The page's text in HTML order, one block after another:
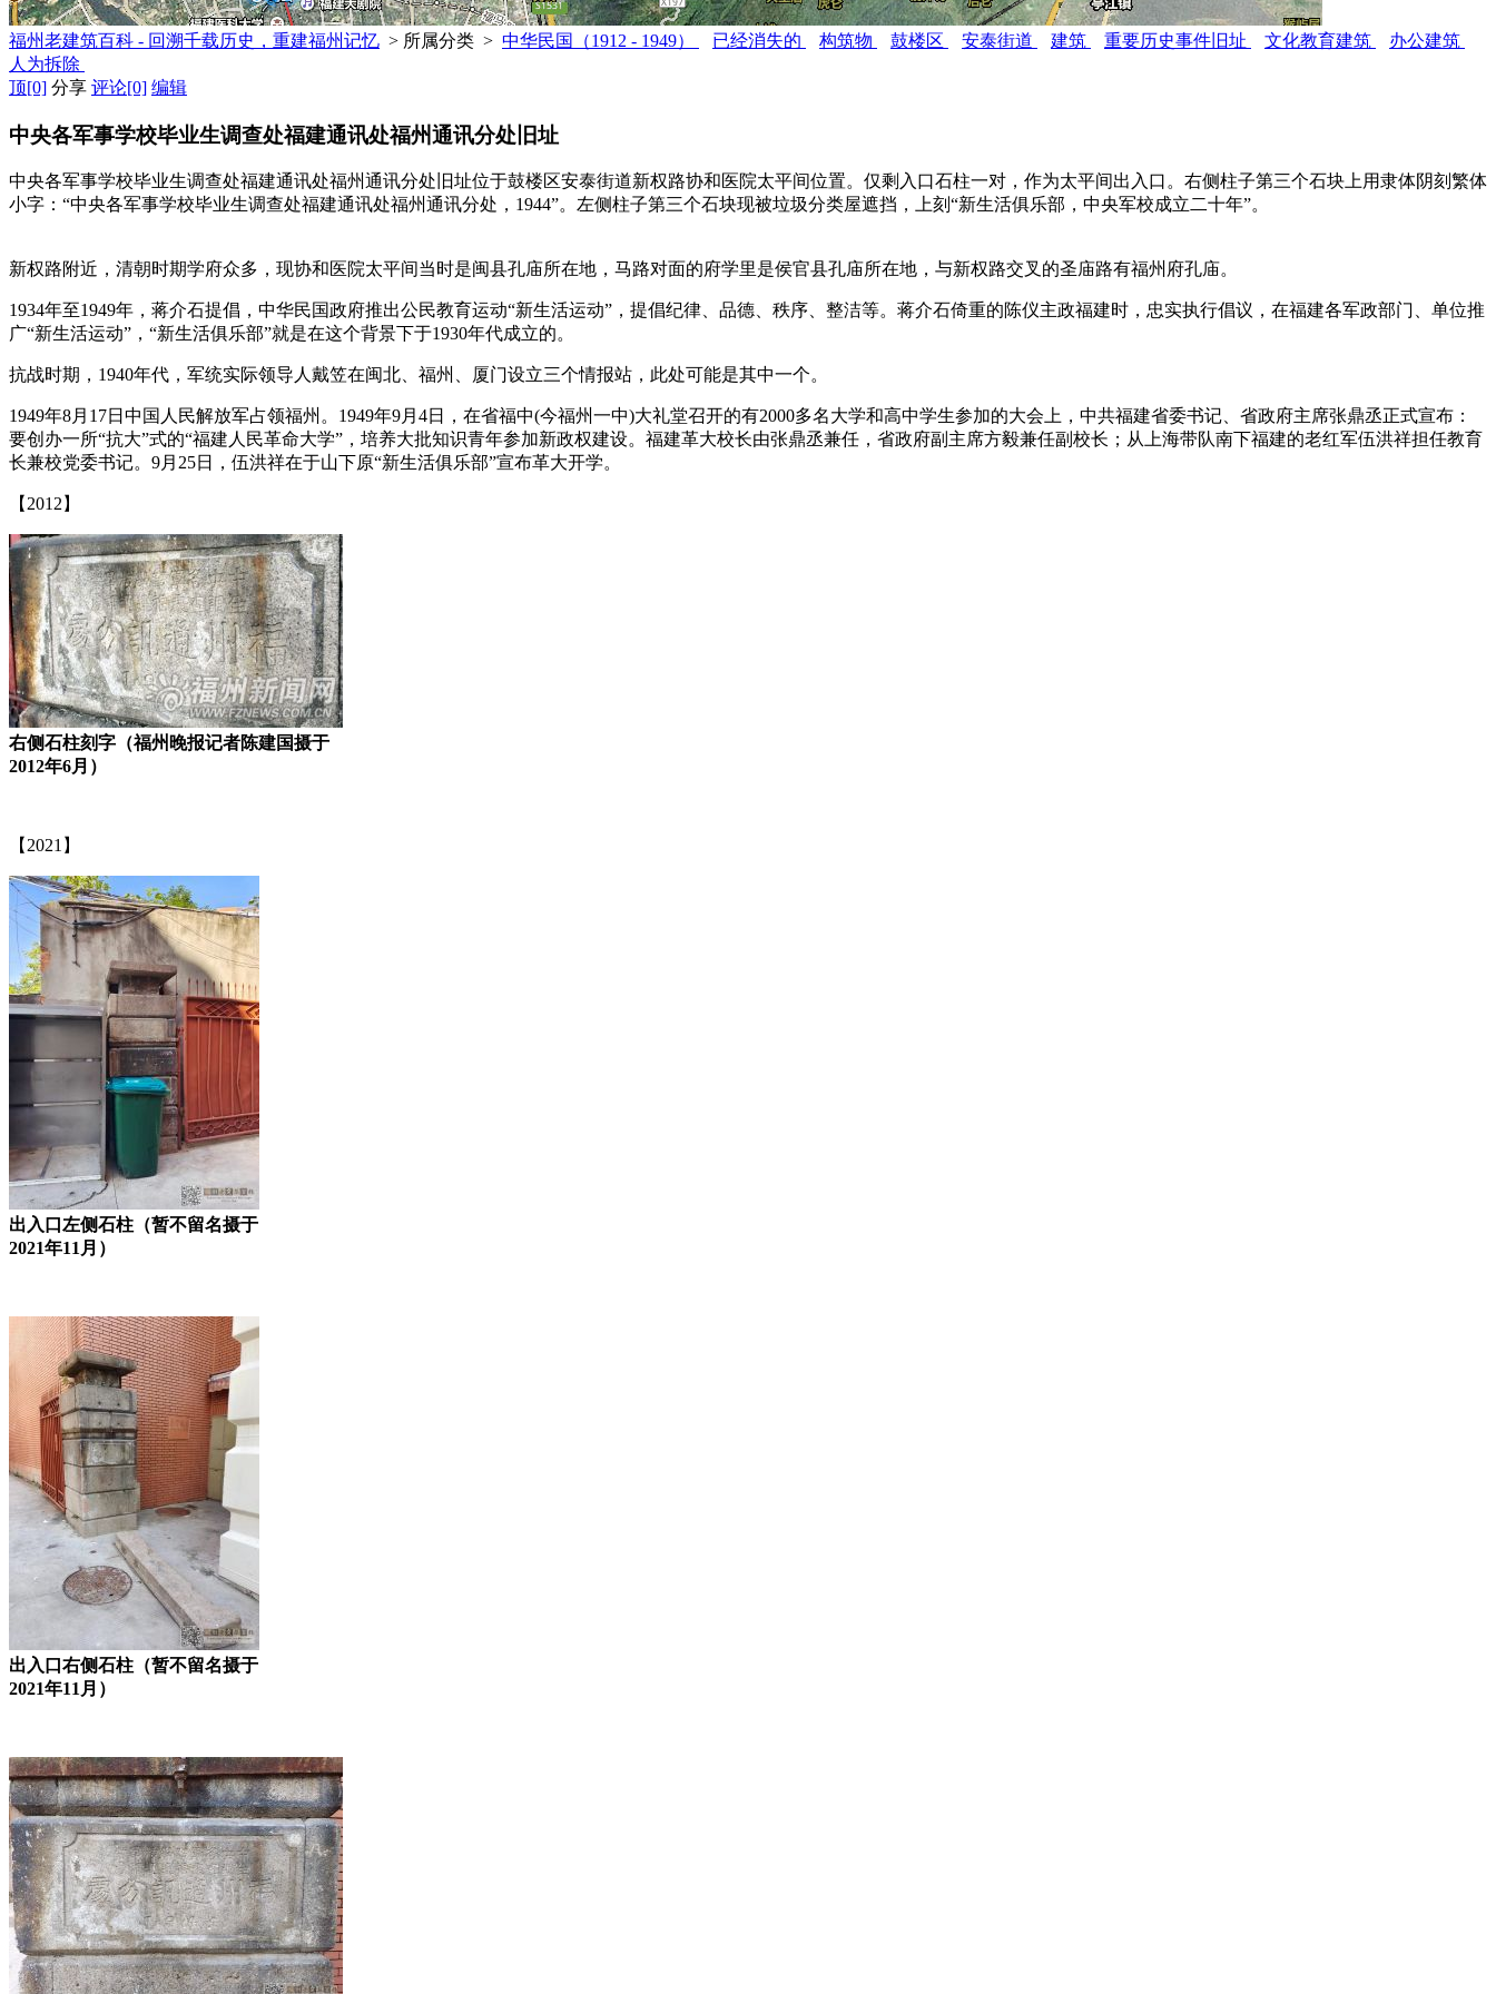
福州老建筑百科 - 回溯千载历史，重建福州记忆 > 所属分类 > 中华民国（1912 - 1949） 已经消失的 构筑物 鼓楼区 安泰街道 建筑 重要历史事件旧址 文化教育建筑
办公建筑
人为拆除
顶[0] 分享 评论[0] 编辑
中央各军事学校毕业生调查处福建通讯处福州通讯分处旧址
中央各军事学校毕业生调查处福建通讯处福州通讯分处旧址位于鼓楼区安泰街道新权路协和医院太平间位置。仅剩入口石柱一对，作为太平间出入口。右侧柱子第三个石块上用隶体阴刻繁体
小字：“中央各军事学校毕业生调查处福建通讯处福州通讯分处，1944”。左侧柱子第三个石块现被垃圾分类屋遮挡，上刻“新生活俱乐部，中央军校成立二十年”。
新权路附近，清朝时期学府众多，现协和医院太平间当时是闽县孔庙所在地，马路对面的府学里是侯官县孔庙所在地，与新权路交叉的圣庙路有福州府孔庙。
1934年至1949年，蒋介石提倡，中华民国政府推出公民教育运动“新生活运动”，提倡纪律、品德、秩序、整洁等。蒋介石倚重的陈仪主政福建时，忠实执行倡议，在福建各军政部门、单位推
广“新生活运动”，“新生活俱乐部”就是在这个背景下于1930年代成立的。
抗战时期，1940年代，军统实际领导人戴笠在闽北、福州、厦门设立三个情报站，此处可能是其中一个。
1949年8月17日中国人民解放军占领福州。1949年9月4日，在省福中(今福州一中)大礼堂召开的有2000多名大学和高中学生参加的大会上，中共福建省委书记、省政府主席张鼎丞正式宣布：
要创办一所“抗大”式的“福建人民革命大学”，培养大批知识青年参加新政权建设。福建革大校长由张鼎丞兼任，省政府副主席方毅兼任副校长；从上海带队南下福建的老红军伍洪祥担任教育
长兼校党委书记。9月25日，伍洪祥在于山下原“新生活俱乐部”宣布革大开学。
【2012】
右侧石柱刻字（福州晚报记者陈建国摄于
2012年6月）
【2021】
出入口左侧石柱（暂不留名摄于
2021年11月）
出入口右侧石柱（暂不留名摄于
2021年11月）